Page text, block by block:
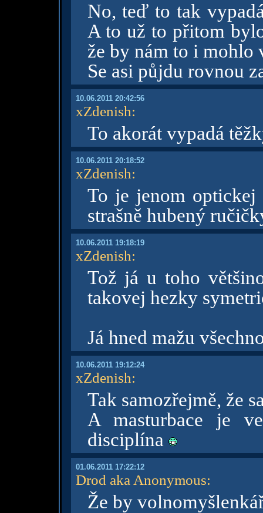
No, teď to tak
A to už to přitom
že by nám to i mohlo
Se asi půjdu rovnou
10.06.2011 20:42:56
xZdenish:
To akorát vypadá
10.06.2011 20:18:52
xZdenish:
To je jenom optickej
strašně hubený
10.06.2011 19:18:19
xZdenish:
Tož já u toho
takovej hezky
Já hned mažu
10.06.2011 19:12:24
xZdenish:
Tak samozřejmě, že
A masturbace je
disciplína
01.06.2011 17:22:12
Drod aka Anonymous:
Že by